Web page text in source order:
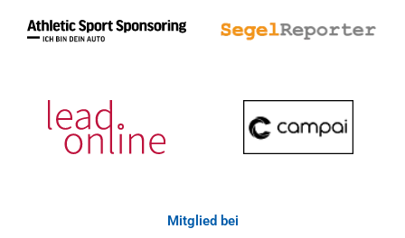
Mitglied bei